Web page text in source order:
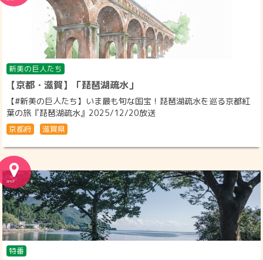
新美の巨人たち
【京都・滋賀】「琵琶湖疏水」
【#新美の巨人たち】いま最も旬な国宝！琵琶湖疏水を巡る京都紅
葉の旅『琵琶湖疏水』2025/12/20放送
京都府 滋賀県
特番